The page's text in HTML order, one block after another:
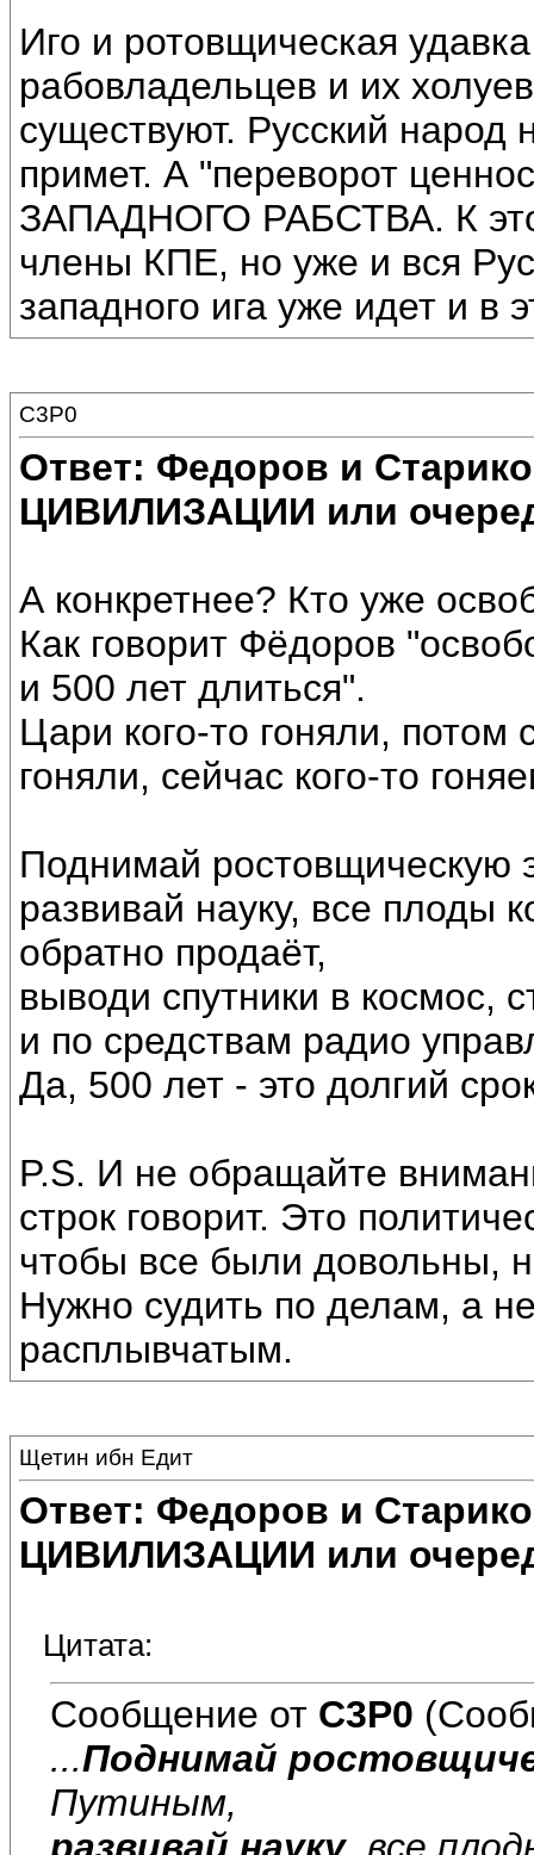
Иго и ротовщическая
рабовладельцев и их
существуют. Русский народ
примет. А "переворот
ЗАПАДНОГО РАБСТВА. К
члены КПЕ, но уже и вся
западного ига уже идет и
C3P0
Ответ: Федоров и
ЦИВИЛИЗАЦИИ или
А конкретнее? Кто уже
Как говорит Фёдоров
и 500 лет длиться".
Цари кого-то гоняли, потом
гоняли, сейчас кого-то
Поднимай ростовщическую
развивай науку, все плоды
обратно продаёт,
выводи спутники в космос,
и по средствам радио
Да, 500 лет - это долгий
P.S. И не обращайте
строк говорит. Это
чтобы все были довольны,
Нужно судить по делам, а
расплывчатым.
Щетин ибн Едит
Ответ: Федоров и
ЦИВИЛИЗАЦИИ или
Цитата:
Сообщение от C3P0
...Поднимай
Путиным,
развивай науку, все